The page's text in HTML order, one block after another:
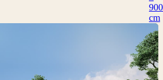
900
cm